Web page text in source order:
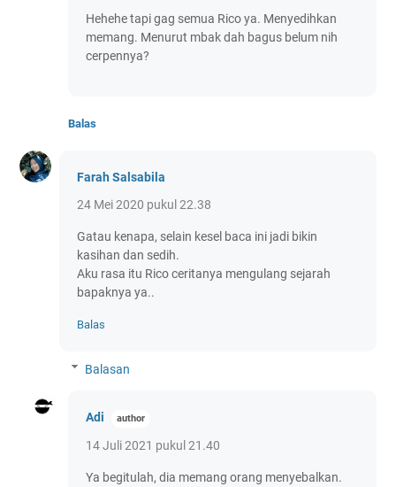
Hehehe tapi gag semua Rico ya. Menyedihkan
memang. Menurut mbak dah bagus belum nih
cerpennya?
Balas
Farah Salsabila
24 Mei 2020 pukul 22.38
Gatau kenapa, selain kesel baca ini jadi bikin
kasihan dan sedih.
Aku rasa itu Rico ceritanya mengulang sejarah
bapaknya ya..
Balas
Balasan
Adi
14 Juli 2021 pukul 21.40
Ya begitulah, dia memang orang menyebalkan.